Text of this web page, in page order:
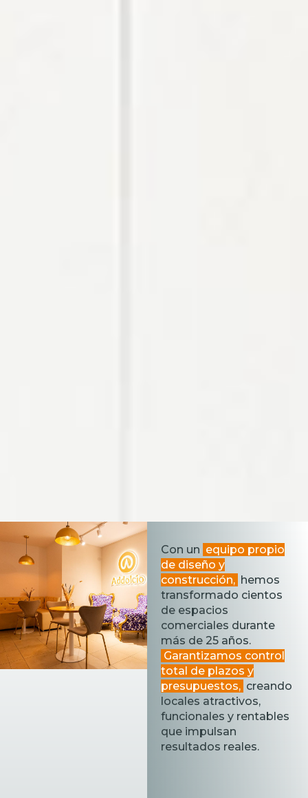
Con un equipo propio
de diseño y
construcción, hemos
transformado cientos
de espacios
comerciales durante
más de 25 años.
Garantizamos control
total de plazos y
presupuestos, creando
locales atractivos,
funcionales y rentables
que impulsan
resultados reales.